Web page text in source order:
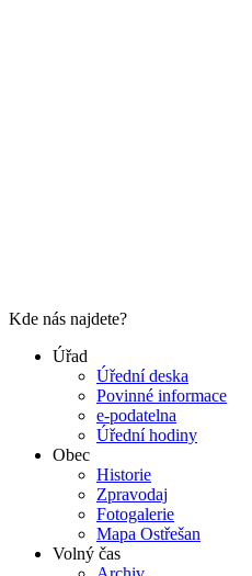
Kde nás najdete?
Úřad
Úřední deska
Povinné informace
e-podatelna
Úřední hodiny
Obec
Historie
Zpravodaj
Fotogalerie
Mapa Ostřešan
Volný čas